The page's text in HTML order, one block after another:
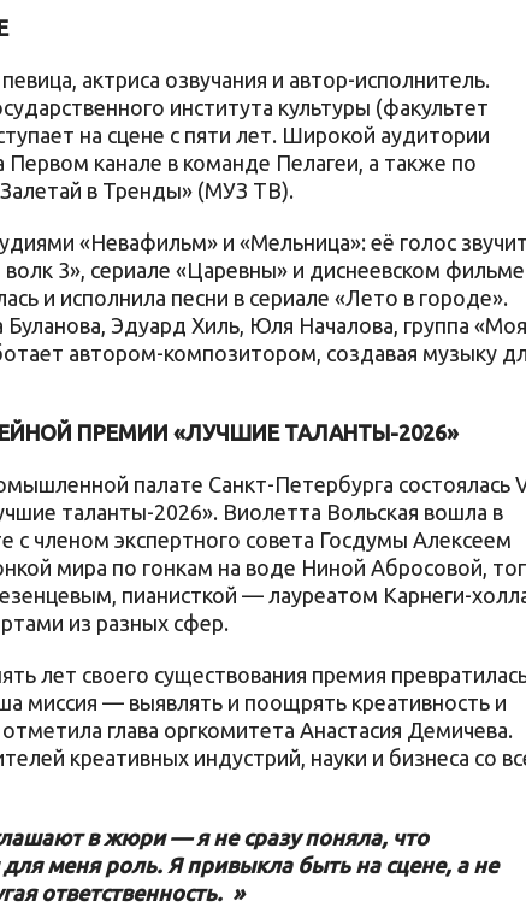
актриса озвучания и автор-исполнитель.
института культуры (факультет
на сцене с пяти лет. Широкой аудитории
Первом канале в команде Пелагеи, а также по
в Тренды» (МУЗ ТВ).
«Невафильм» и «Мельница»: её голос
3», сериале «Царевны» и диснеевском фильме
и исполнила песни в сериале «Лето в городе».
Эдуард Хиль, Юля Началова, группа «Моя
автором-композитором, создавая музыку
ПРЕМИИ «ЛУЧШИЕ ТАЛАНТЫ-2026»
палате Санкт-Петербурга состоялась
таланты-2026». Виолетта Вольская вошла в
с членом экспертного совета Госдумы Алексеем
мира по гонкам на воде Ниной Абросовой,
пианисткой — лауреатом Карнеги-
из разных сфер.
лет своего существования премия
миссия — выявлять и поощрять креативность и
глава оргкомитета Анастасия Демичева.
креативных индустрий, науки и бизнеса со
в жюри — я не сразу поняла, что
меня роль. Я привыкла быть на сцене, а не
ответственность. »